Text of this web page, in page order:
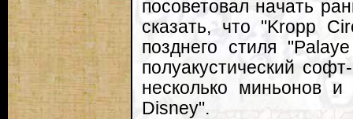
посоветовал начать
сказать, что "Kropp
позднего стиля
полуакустический
несколько миньонов
Disney".